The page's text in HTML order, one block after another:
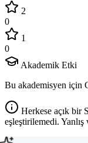
2
0
1
0
Akademik Etki
Bu akademisyen için
Herkese açık bir
eşleştirilemedi.